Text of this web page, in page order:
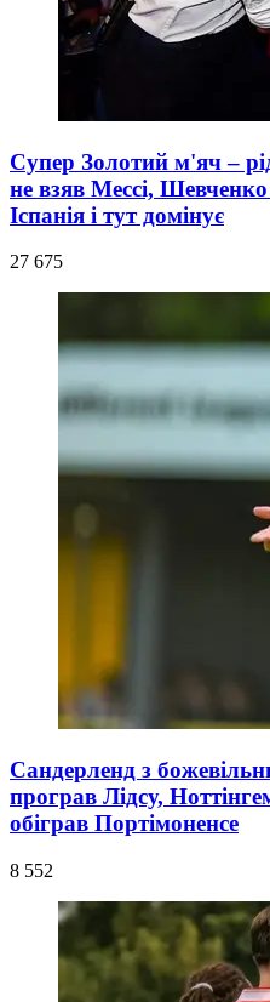
Супер Золотий м'яч –
не взяв Мессі,
Іспанія і тут домінує
27 675
Сандерленд з
програв Лідсу,
обіграв Портімоненсе
8 552